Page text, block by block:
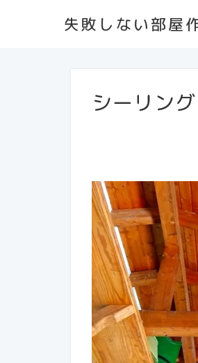
失敗しない部屋
シーリン